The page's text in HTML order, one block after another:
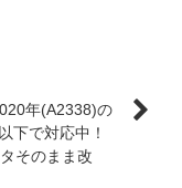
年(A2338)の
下で対応中！
そのまま改